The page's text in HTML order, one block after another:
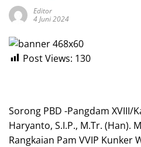
Editor
4 Juni 2024
Post Views: 130
Sorong PBD -Pangdam XVIII/
Haryanto, S.I.P., M.Tr. (Han).
Rangkaian Pam VVIP Kunker